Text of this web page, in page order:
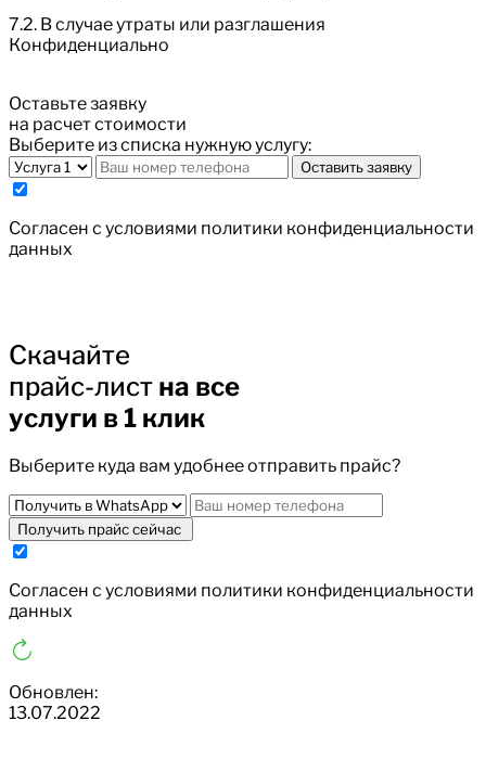
7.2. В случае утраты или разглашения
Конфиденциально
Оставьте заявку
на расчет стоимости
Выберите из списка нужную услугу:
Оставить заявку
Cогласен с условиями политики конфиденциальности
данных
Скачайте
прайс-лист на все
услуги в 1 клик
Выберите куда вам удобнее отправить прайс?
Получить прайс сейчас
Cогласен с условиями политики конфиденциальности
данных
Обновлен:
13.07.2022